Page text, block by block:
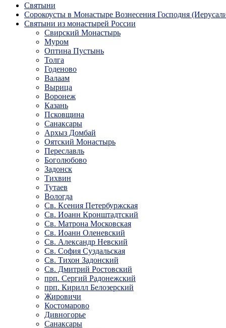
Святыни
Сорокоусты в Монастыре Вознесения Господня
Святыни из монастырей России
Свирский Монастырь
Муром
Оптина Пустынь
Толга
Годеново
Валаам
Вырица
Воронеж
Казань
Псковщина
Санаксары
Архыз Домбай
Оятский Монастырь
Переславль
Боголюбово
Задонск
Тихвин
Тутаев
Вологда
Св. Ксения Петербуржская
Св. Иоанн Кронштадтский
Св. Матрона Московская
Св. Иоанн Оленевский
Св. Александр Невский
Св. София Суздальская
Св. Тихон Задонский
Св. Дмитрий Ростовский
прп. Сергий Радонежский
прп. Кирилл Белозерский
Жировичи
Костомарово
Дивногорье
Санаксары